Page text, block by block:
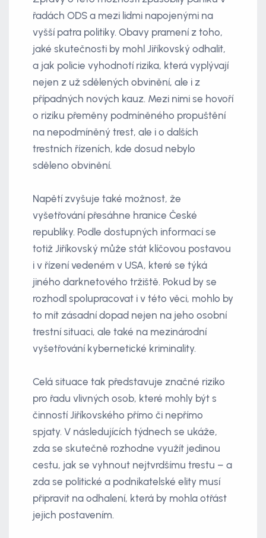
řadách ODS a mezi lidmi napojenými na
vyšší patra politiky. Obavy pramení z toho,
jaké skutečnosti by mohl Jiříkovský odhalit,
a jak policie vyhodnotí rizika, která vyplývají
nejen z už sdělených obvinění, ale i z
případných nových kauz. Mezi nimi se hovoří
o riziku přeměny podmíněného propuštění
na nepodmíněný trest, ale i o dalších
trestních řízeních, kde dosud nebylo
sděleno obvinění.
Napětí zvyšuje také možnost, že
vyšetřování přesáhne hranice České
republiky. Podle dostupných informací se
totiž Jiříkovský může stát klíčovou postavou
i v řízení vedeném v USA, které se týká
jiného darknetového tržiště. Pokud by se
rozhodl spolupracovat i v této věci, mohlo by
to mít zásadní dopad nejen na jeho osobní
trestní situaci, ale také na mezinárodní
vyšetřování kybernetické kriminality.
Celá situace tak představuje značné riziko
pro řadu vlivných osob, které mohly být s
činností Jiříkovského přímo či nepřímo
spjaty. V následujících týdnech se ukáže,
zda se skutečně rozhodne využít jedinou
cestu, jak se vyhnout nejtvrdšímu trestu – a
zda se politické a podnikatelské elity musí
připravit na odhalení, která by mohla otřást
jejich postavením.